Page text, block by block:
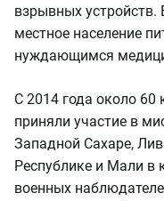
взрывных устройств.
местное население
нуждающимся
С 2014 года около 60
приняли участие в
Западной Сахаре,
Республике и Мали в
военных